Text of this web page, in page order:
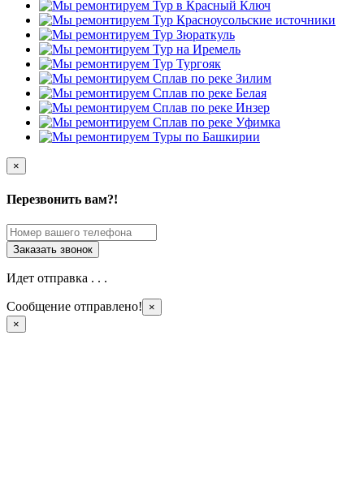
×
Перезвонить вам?!
Идет отправка . . .
Сообщение отправлено!
×
×